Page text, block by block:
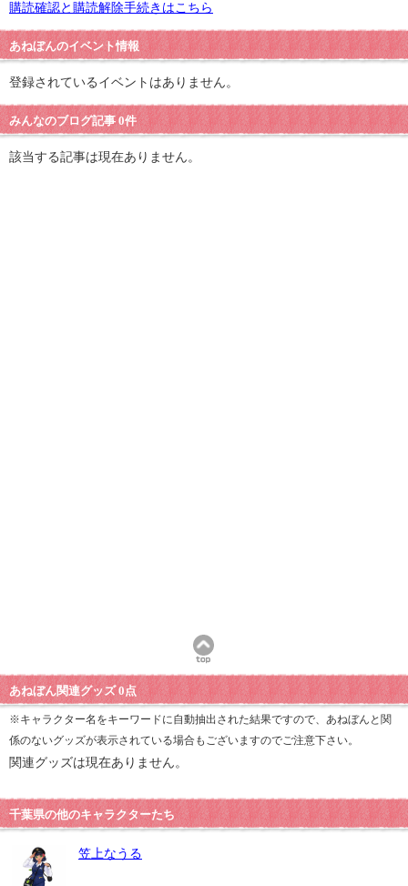
購読確認と購読解除手続きはこちら
あねぼんのイベント情報
登録されているイベントはありません。
みんなのブログ記事 0件
該当する記事は現在ありません。
あねぼん関連グッズ 0点
※キャラクター名をキーワードに自動抽出された結果ですので、あねぼんと関
係のないグッズが表示されている場合もございますのでご注意下さい。
関連グッズは現在ありません。
千葉県の他のキャラクターたち
笠上なうる